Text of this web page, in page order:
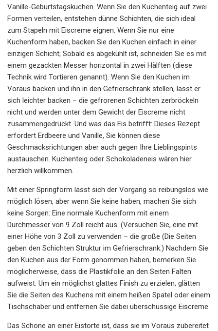
Vanille-Geburtstagskuchen. Wenn Sie den Kuchenteig auf zwei
Formen verteilen, entstehen dünne Schichten, die sich ideal
zum Stapeln mit Eiscreme eignen. Wenn Sie nur eine
Kuchenform haben, backen Sie den Kuchen einfach in einer
einzigen Schicht; Sobald es abgekühlt ist, schneiden Sie es mit
einem gezackten Messer horizontal in zwei Hälften (diese
Technik wird Tortieren genannt). Wenn Sie den Kuchen im
Voraus backen und ihn in den Gefrierschrank stellen, lässt er
sich leichter backen – die gefrorenen Schichten zerbröckeln
nicht und werden unter dem Gewicht der Eiscreme nicht
zusammengedrückt. Und was das Eis betrifft: Dieses Rezept
erfordert Erdbeere und Vanille, Sie können diese
Geschmacksrichtungen aber auch gegen Ihre Lieblingspints
austauschen. Kuchenteig oder Schokoladeneis wären hier
herzlich willkommen.
Mit einer Springform lässt sich der Vorgang so reibungslos wie
möglich lösen, aber wenn Sie keine haben, machen Sie sich
keine Sorgen: Eine normale Kuchenform mit einem
Durchmesser von 9 Zoll reicht aus. (Versuchen Sie, eine mit
einer Höhe von 3 Zoll zu verwenden – die große (Die Seiten
geben den Schichten Struktur im Gefrierschrank.) Nachdem Sie
den Kuchen aus der Form genommen haben, bemerken Sie
möglicherweise, dass die Plastikfolie an den Seiten Falten
aufweist. Um ein möglichst glattes Finish zu erzielen, glätten
Sie die Seiten des Kuchens mit einem heißen Spatel oder einem
Tischschaber und entfernen Sie dabei überschüssige Eiscreme.
Das Schöne an einer Eistorte ist, dass sie im Voraus zubereitet